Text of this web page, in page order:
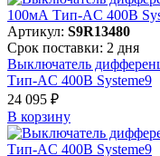
Артикул: S9R13480
Срок поставки: 2 дня
Выключатель
Тип-AC 400В Systeme9
24 095 ₽
В корзинy